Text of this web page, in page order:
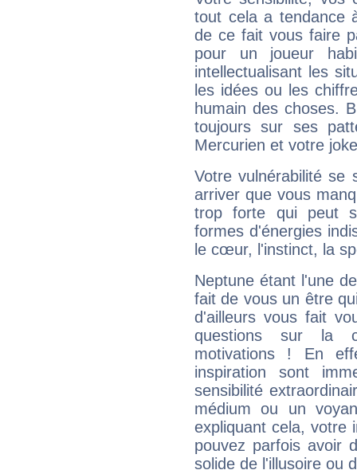
tout cela a tendance
de ce fait vous faire
pour un joueur
intellectualisant les
les idées ou les
humain des choses.
toujours sur ses
Mercurien et votre
Votre vulnérabilité se
arriver que vous
trop forte qui peut
formes d'énergies
le cœur, l'instinct, la
Neptune étant l'une
fait de vous un être
d'ailleurs vous fait
questions sur la
motivations ! En
inspiration sont
sensibilité
médium ou un
expliquant cela, votre
pouvez parfois avoir
solide de l'illusoire ou